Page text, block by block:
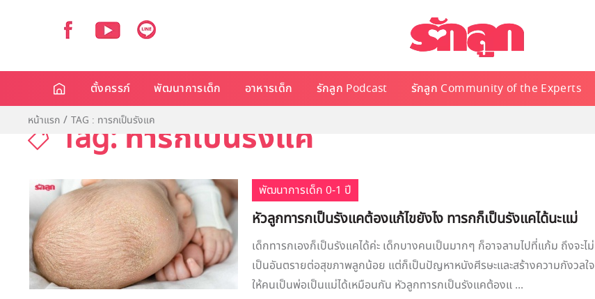
ตั้งครรภ์ พัฒนาการเด็ก อาหารเด็ก รักลูก Podcast รักลูก Community of the Experts
หน้าแรก TAG : ทารกเป็นรังแค
Tag: ทารกเป็นรังแค
พัฒนาการเด็ก 0-1 ปี
หัวลูกทารกเป็นรังแคต้องแก้ไขยังไง ทารกก็เป็นรังแคได้นะแม่
เด็กทารกเองก็เป็นรังแคได้ค่ะ เด็กบางคนเป็นมากๆ ก็อาจลามไปที่แก้ม ถึงจะไม่
เป็นอันตรายต่อสุขภาพลูกน้อย แต่ก็เป็นปัญหาหนังศีรษะและสร้างความกังวลใจ
ให้คนเป็นพ่อเป็นแม่ได้เหมือนกัน หัวลูกทารกเป็นรังแคต้องแ ...